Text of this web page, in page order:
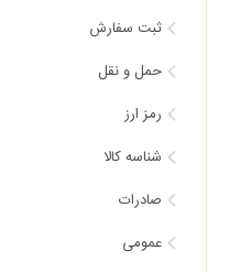
ثبت سفارش
حمل و نقل
رمز ارز
شناسه کالا
صادرات
عمومی